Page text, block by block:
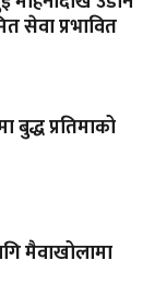
सेवा प्रभावित
प्रतिमाको
मैवाखोलामा